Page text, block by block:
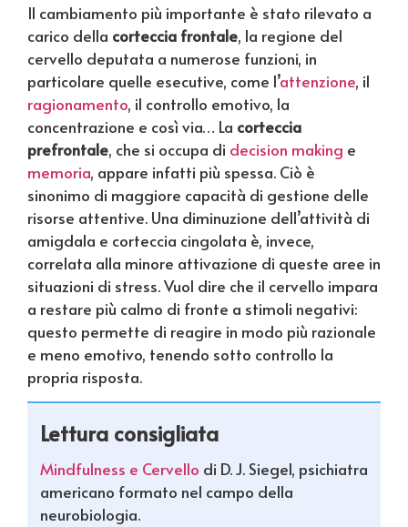
Il cambiamento più importante è stato rilevato a
carico della corteccia frontale, la regione del
cervello deputata a numerose funzioni, in
particolare quelle esecutive, come l’attenzione, il
ragionamento, il controllo emotivo, la
concentrazione e così via… La corteccia
prefrontale, che si occupa di decision making e
memoria, appare infatti più spessa. Ciò è
sinonimo di maggiore capacità di gestione delle
risorse attentive. Una diminuzione dell’attività di
amigdala e corteccia cingolata è, invece,
correlata alla minore attivazione di queste aree in
situazioni di stress. Vuol dire che il cervello impara
a restare più calmo di fronte a stimoli negativi:
questo permette di reagire in modo più razionale
e meno emotivo, tenendo sotto controllo la
propria risposta.
Lettura consigliata
Mindfulness e Cervello di D. J. Siegel, psichiatra
americano formato nel campo della
neurobiologia.